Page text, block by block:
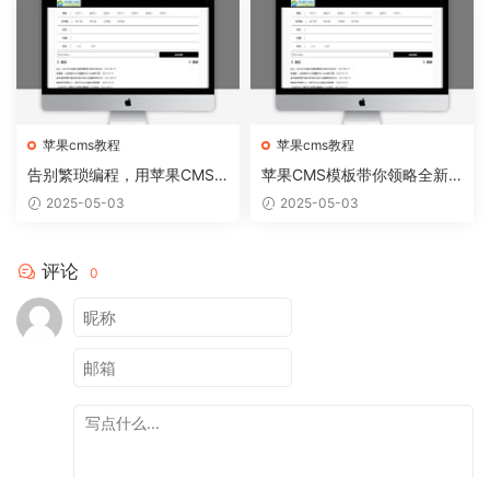
苹果cms教程
告别繁琐编程，用苹果CMS
模板轻松搭建个性网站
2025-05-03
苹果cms教程
苹果CMS模板带你领略全新
网站视觉盛宴
2025-05-03
评论 0